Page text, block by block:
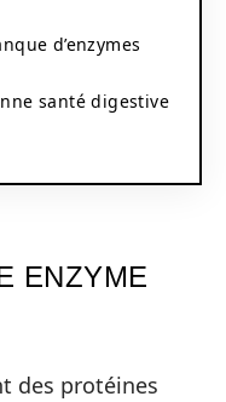
d’enzymes
santé digestive
ENZYME
des protéines